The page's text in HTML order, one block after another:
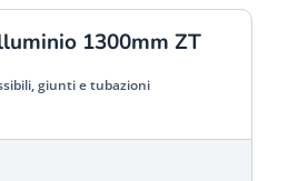
1300mm ZT
giunti e tubazioni